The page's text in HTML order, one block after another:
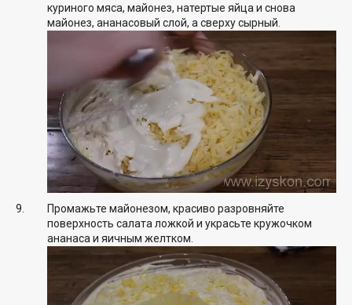
куриного мяса, майонез, натертые яйца и снова
майонез, ананасовый слой, а сверху сырный.
Промажьте майонезом, красиво разровняйте
поверхность салата ложкой и украсьте кружочком
ананаса и яичным желтком.